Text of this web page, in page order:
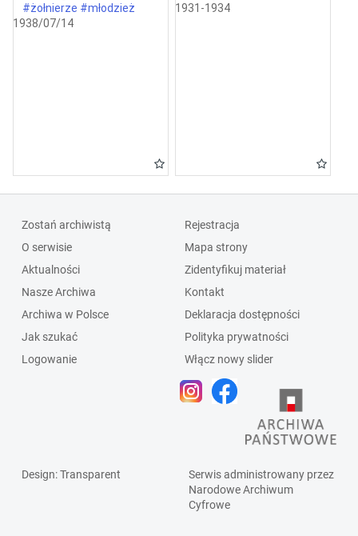
#żołnierze #młodzież
1938/07/14
Częstochowie
1931-1934
Zostań archiwistą
O serwisie
Aktualności
Nasze Archiwa
Archiwa w Polsce
Jak szukać
Logowanie
Rejestracja
Mapa strony
Zidentyfikuj materiał
Kontakt
Deklaracja dostępności
Polityka prywatności
Włącz nowy slider
Design: Transparent
Serwis administrowany przez
Narodowe Archiwum
Cyfrowe